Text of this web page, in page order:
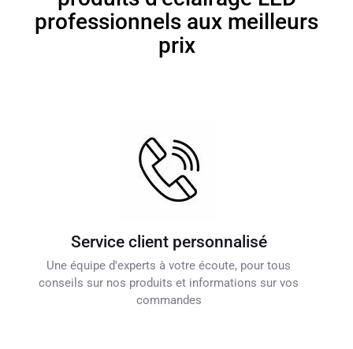
professionnels aux meilleurs
prix
Service client personnalisé
Une équipe d'experts à votre écoute, pour tous
conseils sur nos produits et informations sur vos
commandes